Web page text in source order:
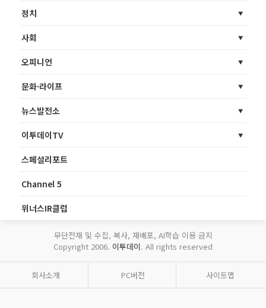
정치
사회
오피니언
문화·라이프
뉴스발전소
이투데이TV
스페셜리포트
Channel 5
위너스IR클럽
무단전재 및 수집, 복사, 재배포, AI학습 이용 금지
Copyright 2006. 이투데이. All rights reserved
회사소개 PC버전 사이트맵